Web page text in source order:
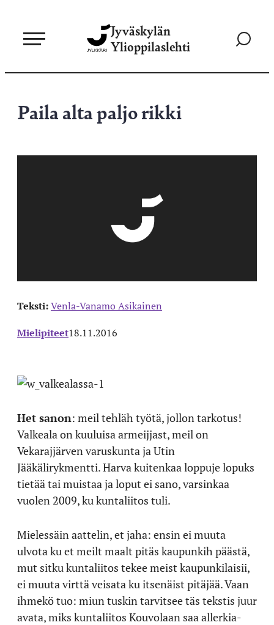
sisältöön
Jyväskylän
Ylioppilaslehti
Siirry
Paila alta paljo rikki
Teksti:Venla-Vanamo Asikainen
Mielipiteet18.11.2016
Het sanon: meil tehläh työtä, jollon tarkotus!
Valkeala on kuuluisa armeijjast, meil on
Vekarajjärven varuskunta ja Utin
Jääkälirykmentti. Harva kuitenkaa loppuje lopuks
tietää tai muistaa ja loput ei sano, varsinkaa
vuolen 2009, ku kuntaliitos tuli.
Mielessäin aattelin, et jaha: ensin ei muuta
ulvota ku et meilt maalt pitäs kaupunkih päästä,
mut sitku kuntaliitos tekee meist kaupunkilaisii,
ei muuta virttä veisata ku itsenäist pitäjää. Vaan
ihmekö tuo: miun tuskin tarvitsee täs tekstis juur
avata, miks kuntaliitos Kouvolaan saa allerkia-